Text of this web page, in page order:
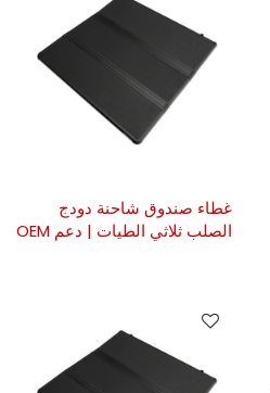
غطاء صندوق شاحنة دودج
الصلب ثلاثي الطيات | دعم OEM